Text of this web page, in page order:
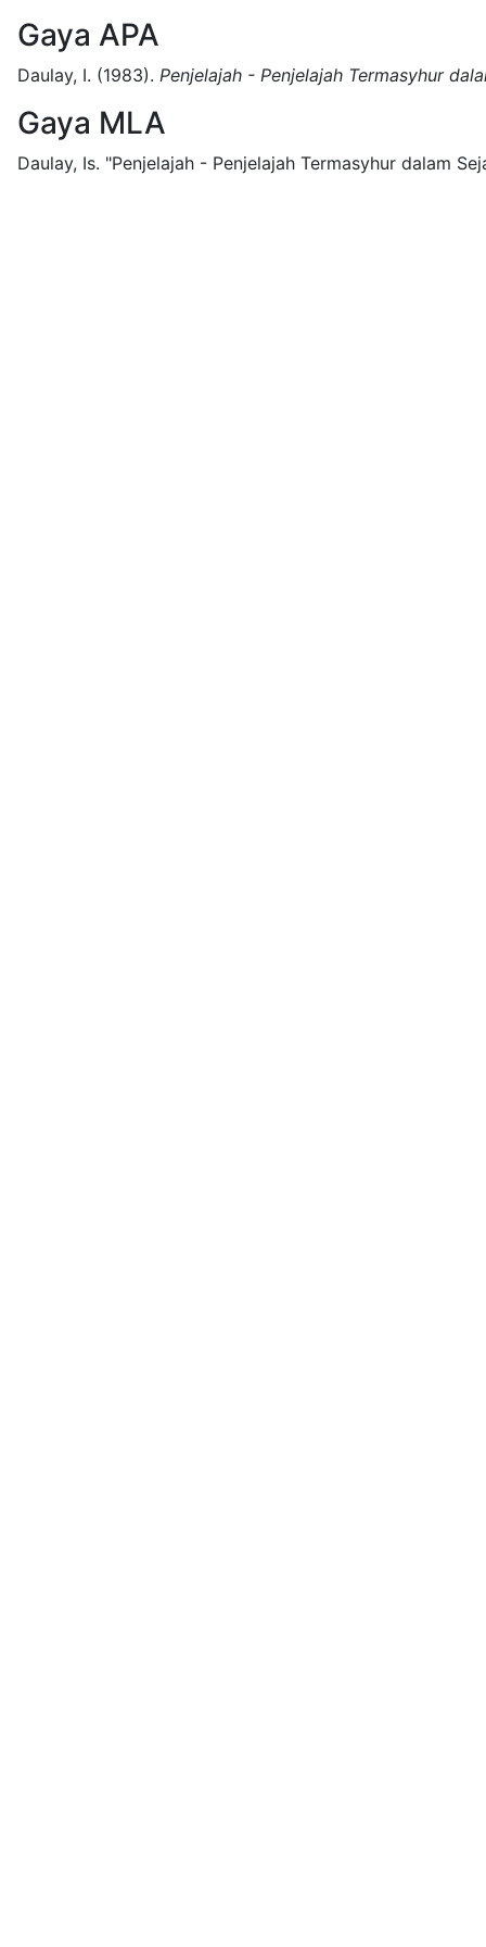
Gaya APA
Daulay, I. (1983). Penjelajah - Penjelajah Termasyhur
Gaya MLA
Daulay, Is. "Penjelajah - Penjelajah Termasyhur dalam